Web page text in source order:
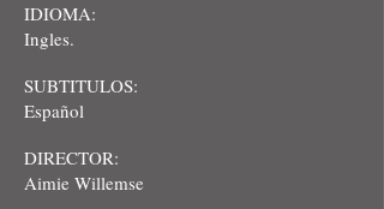
IDIOMA:
Ingles.
SUBTITULOS:
Español
DIRECTOR:
Aimie Willemse